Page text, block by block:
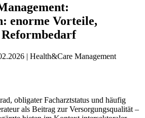
enorme Vorteile,
| Health&Care Management
obligater Facharztstatus und häufig
als Beitrag zur Versorgungsqualität –